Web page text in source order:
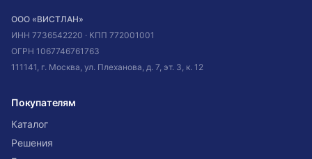
ООО «ВИСТЛАН»
ИНН 7736542220 · КПП 772001001
ОГРН 1067746761763
111141, г. Москва, ул. Плеханова, д. 7, эт. 3, к. 12
Покупателям
Каталог
Решения